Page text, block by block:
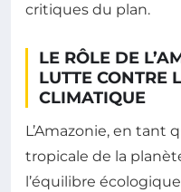
critiques du plan.
LE RÔLE DE
LUTTE CONTRE
CLIMATIQUE
L’Amazonie, en tant
tropicale de la
l’équilibre